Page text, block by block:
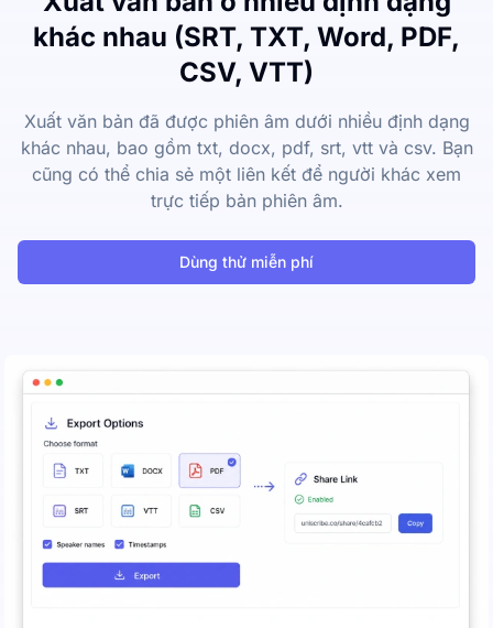
khác nhau (SRT, TXT, Word, PDF,
CSV, VTT)
Xuất văn bản đã được phiên âm dưới nhiều định dạng
khác nhau, bao gồm txt, docx, pdf, srt, vtt và csv. Bạn
cũng có thể chia sẻ một liên kết để người khác xem
trực tiếp bản phiên âm.
Dùng thử miễn phí